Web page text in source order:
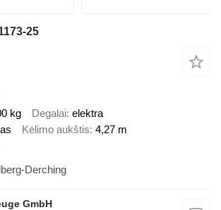
25
kg Degalai elektra
Kėlimo aukštis 4,27 m
Derching
GmbH